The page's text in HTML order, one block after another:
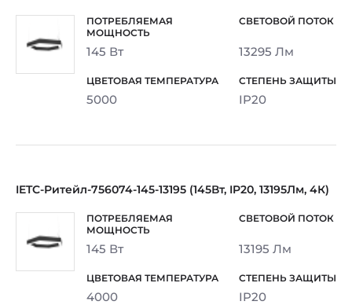
145 Вт 13295 Лм
5000 IP20
IETC-Ритейл-756074-145-13195 (145Вт, IP20, 13195Лм, 4К)
145 Вт 13195 Лм
4000 IP20